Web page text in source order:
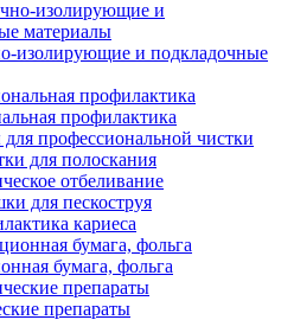
изолирующие и подкладочные
профилактика
профессиональной чистки
для полоскания
отбеливание
для пескоструя
кариеса
бумага, фольга
препараты